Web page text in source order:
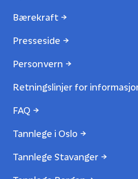
Bærekraft
Presseside
Personvern
Retningslinjer for
FAQ
Tannlege i Oslo
Tannlege Stavanger